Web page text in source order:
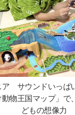
ア サウンドいっ
動物王国マップ」で
どもの想像力